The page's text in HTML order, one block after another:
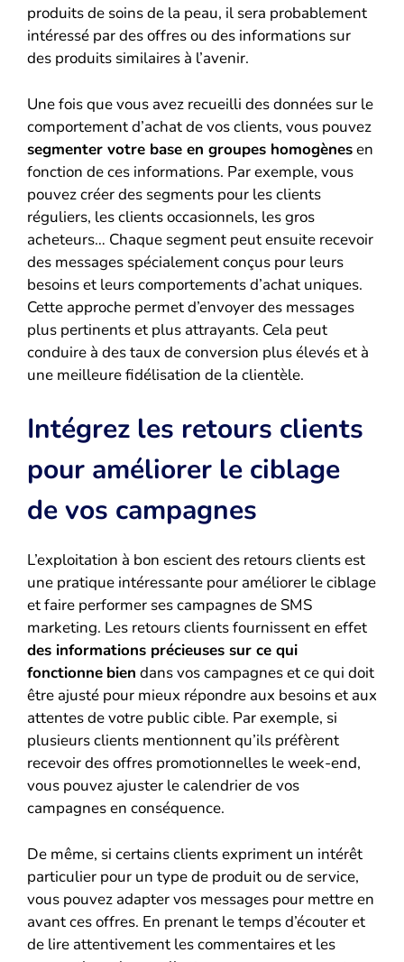
produits de soins de la peau, il sera probablement
intéressé par des offres ou des informations sur
des produits similaires à l’avenir.
Une fois que vous avez recueilli des données sur le
comportement d’achat de vos clients, vous pouvez
segmenter votre base en groupes homogènesen
fonction de ces informations. Par exemple, vous
pouvez créer des segments pour les clients
réguliers, les clients occasionnels, les gros
acheteurs… Chaque segment peut ensuite recevoir
des messages spécialement conçus pour leurs
besoins et leurs comportements d’achat uniques.
Cette approche permet d’envoyer des messages
plus pertinents et plus attrayants. Cela peut
conduire à des taux de conversion plus élevés et à
une meilleure fidélisation de la clientèle.
Intégrez les retours clients
pour améliorer le ciblage
de vos campagnes
L’exploitation à bon escient des retours clients est
une pratique intéressante pour améliorer le ciblage
et faire performer ses campagnes de SMS
marketing. Les retours clients fournissent en effet
des informations précieuses sur ce qui
fonctionne bien dans vos campagnes et ce qui doit
être ajusté pour mieux répondre aux besoins et aux
attentes de votre public cible. Par exemple, si
plusieurs clients mentionnent qu’ils préfèrent
recevoir des offres promotionnelles le week-end,
vous pouvez ajuster le calendrier de vos
campagnes en conséquence.
De même, si certains clients expriment un intérêt
particulier pour un type de produit ou de service,
vous pouvez adapter vos messages pour mettre en
avant ces offres. En prenant le temps d’écouter et
de lire attentivement les commentaires et les